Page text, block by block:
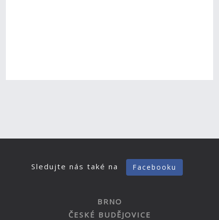
Sledujte nás také na Facebooku
BRNO
ČESKÉ BUDĚJOVICE